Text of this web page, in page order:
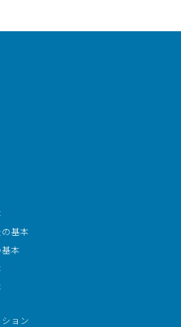
基本
本
ョン